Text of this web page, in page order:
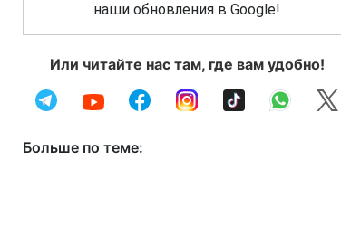
наши обновления в Google!
Или читайте нас там, где вам удобно!
Больше по теме: